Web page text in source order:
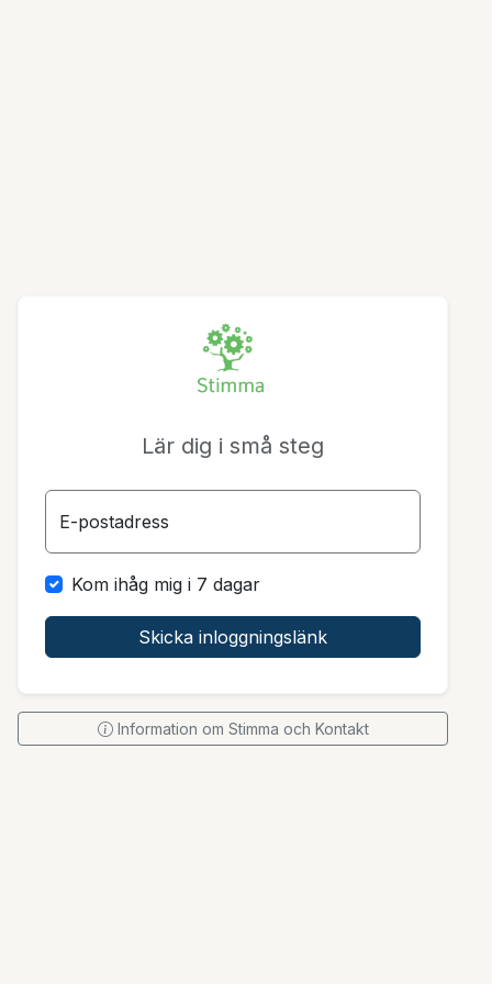
Lär dig i små steg
E-postadress
Kom ihåg mig i 7 dagar
Skicka inloggningslänk
Information om Stimma och Kontakt